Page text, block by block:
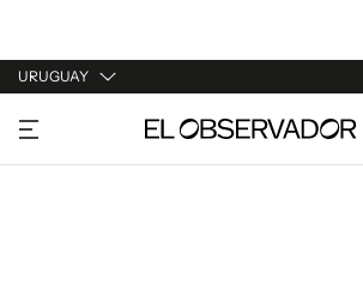
URUGUAY
URUGUAY
ARGENTINA